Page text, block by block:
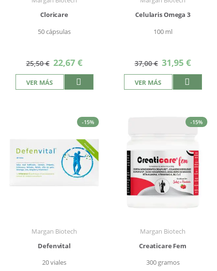
Cloricare
50 cápsulas
25,50 € Precio
especial
22,67 €
VER MÁS
Celularis Omega 3
100 ml
37,00 € Precio
especial
31,95 €
VER MÁS
-15%
Margan Biotech
Defenvital
20 viales
-15%
Margan Biotech
Creaticare Fem
300 gramos